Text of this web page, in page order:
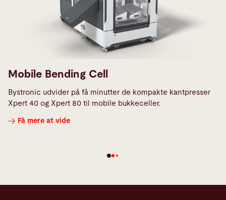
Mobile Bending Cell
Bystronic udvider på få minutter de kompakte kantpresser
Xpert 40 og Xpert 80 til mobile bukkeceller.
Få mere at vide